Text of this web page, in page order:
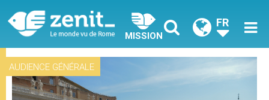
MISSION
FR
AUDIENCE GÉNÉRALE